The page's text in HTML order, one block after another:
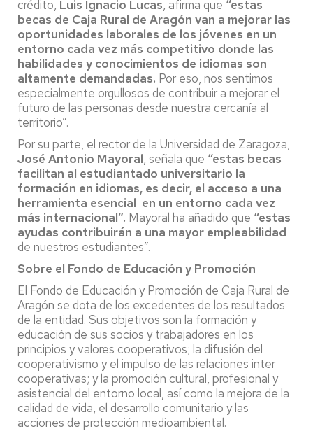
crédito, Luis Ignacio Lucas, afirma que “estas
becas de Caja Rural de Aragón van a mejorar las
oportunidades laborales de los jóvenes en un
entorno cada vez más competitivo donde las
habilidades y conocimientos de idiomas son
altamente demandadas. Por eso, nos sentimos
especialmente orgullosos de contribuir a mejorar el
futuro de las personas desde nuestra cercanía al
territorio”.
Por su parte, el rector de la Universidad de Zaragoza,
José Antonio Mayoral, señala que “estas becas
facilitan al estudiantado universitario la
formación en idiomas, es decir, el acceso a una
herramienta esencial en un entorno cada vez
más internacional”. Mayoral ha añadido que “estas
ayudas contribuirán a una mayor empleabilidad
de nuestros estudiantes”.
Sobre el Fondo de Educación y Promoción
El Fondo de Educación y Promoción de Caja Rural de
Aragón se dota de los excedentes de los resultados
de la entidad. Sus objetivos son la formación y
educación de sus socios y trabajadores en los
principios y valores cooperativos; la difusión del
cooperativismo y el impulso de las relaciones inter
cooperativas; y la promoción cultural, profesional y
asistencial del entorno local, así como la mejora de la
calidad de vida, el desarrollo comunitario y las
acciones de protección medioambiental.